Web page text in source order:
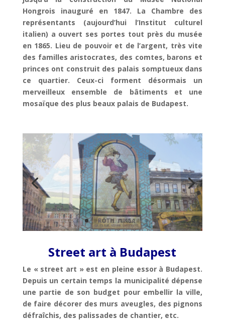
Hongrois inauguré en 1847. La Chambre des
représentants (aujourd’hui l’Institut culturel
italien) a ouvert ses portes tout près du musée
en 1865. Lieu de pouvoir et de l’argent, très vite
des familles aristocrates, des comtes, barons et
princes ont construit des palais somptueux dans
ce quartier. Ceux-ci forment désormais un
merveilleux ensemble de bâtiments et une
mosaïque des plus beaux palais de Budapest.
Street art à Budapest
Le « street art » est en pleine essor à Budapest.
Depuis un certain temps la municipalité dépense
une partie de son budget pour embellir la ville,
de faire décorer des murs aveugles, des pignons
défraîchis, des palissades de chantier, etc.